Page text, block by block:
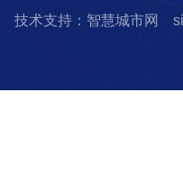
技术支持：智慧城市网